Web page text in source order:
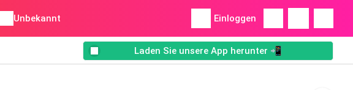
Unbekannt Einloggen
Laden Sie unsere App herunter 📲